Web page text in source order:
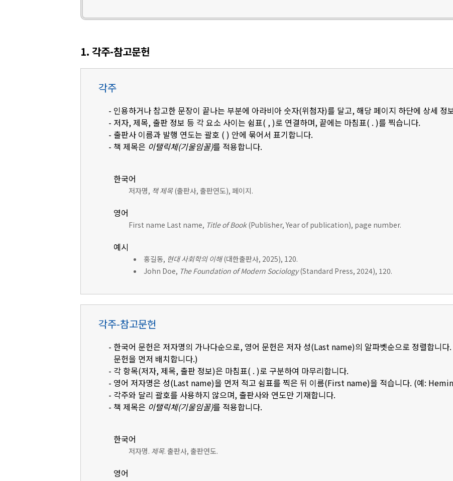
1. 각주-참고문헌
각주
- 인용하거나 참고한 문장이 끝나는 부분에 아라비아 숫자(위첨자)를 달고, 해당 페이지 하단에 상세 정
- 저자, 제목, 출판 정보 등 각 요소 사이는 쉼표( , )로 연결하며, 끝에는 마침표( . )를 찍습니다.
- 출판사 이름과 발행 연도는 괄호 ( ) 안에 묶어서 표기합니다.
- 책 제목은 이탤릭체(기울임꼴)를 적용합니다.
한국어
저자명, 책 제목(출판사, 출판연도), 페이지.
영어
First name Last name, Title of Book(Publisher, Year of publication), page number.
예시
홍길동, 현대 사회학의 이해(대한출판사, 2025), 120.
John Doe, The Foundation of Modern Sociology(Standard Press, 2024), 120.
각주-참고문헌
- 한국어 문헌은 저자명의 가나다순으로, 영어 문헌은 저자 성(Last name)의 알파벳순으로 정렬합니
문헌을 먼저 배치합니다.)
- 각 항목(저자, 제목, 출판 정보)은 마침표( . )로 구분하여 마무리합니다.
- 영어 저자명은 성(Last name)을 먼저 적고 쉼표를 찍은 뒤 이름(First name)을 적습니다. (예:
- 각주와 달리 괄호를 사용하지 않으며, 출판사와 연도만 기재합니다.
- 책 제목은 이탤릭체(기울임꼴)를 적용합니다.
한국어
저자명. 제목. 출판사, 출판연도.
영어